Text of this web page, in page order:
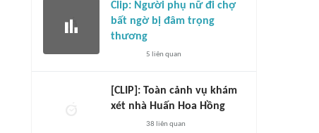
Clip: Người phụ nữ đi chợ
bất ngờ bị đâm trọng
thương
5 liên quan
[CLIP]: Toàn cảnh vụ khám
xét nhà Huấn Hoa Hồng
38 liên quan